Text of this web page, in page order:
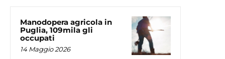
Manodopera agricola in
Puglia, 109mila gli
occupati
14 Maggio 2026